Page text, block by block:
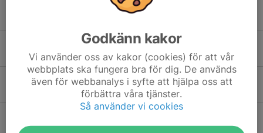
Kevin Bäckström
Godkänn kakor
Vi använder oss av kakor (cookies) för att vår
webbplats ska fungera bra för dig. De används
även för webbanalys i syfte att hjälpa oss att
förbättra våra tjänster.
Så använder vi cookies